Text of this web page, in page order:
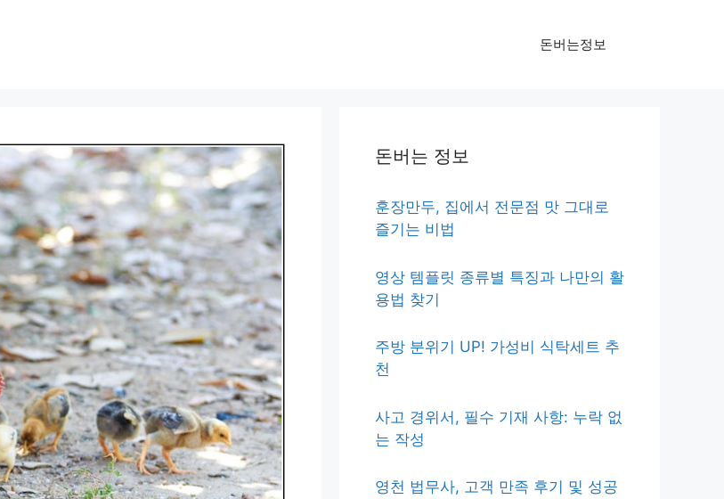
돈버는정보
돈버는 정보
훈장만두, 집에서 전문점 맛 그대로
즐기는 비법
영상 템플릿 종류별 특징과 나만의 활
용법 찾기
주방 분위기 UP! 가성비 식탁세트 추
천
사고 경위서, 필수 기재 사항: 누락 없
는 작성
영천 법무사, 고객 만족 후기 및 성공